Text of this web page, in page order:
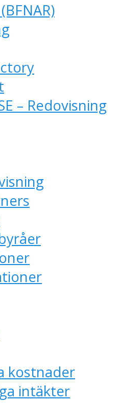
– Redovisning
kostnader
intäkter